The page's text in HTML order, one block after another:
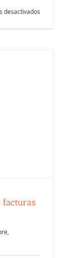
desactivados
facturas